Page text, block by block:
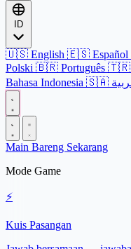
ID
🇺🇸 English 🇪🇸 Español
Polski 🇧🇷 Português 🇹🇷
Bahasa Indonesia 🇸🇦
Main Bareng Sekarang
Mode Game
⚡
Kuis Pasangan